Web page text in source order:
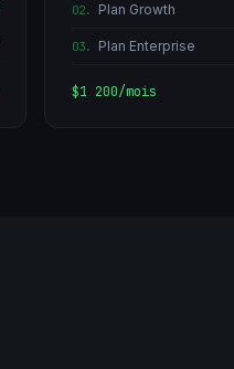
02. Plan Growth
03. Plan Enterprise
$1 200/mois